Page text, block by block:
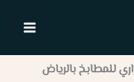
للمطابخ بالرياض